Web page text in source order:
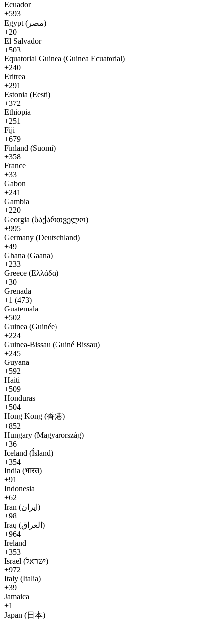
Ecuador
+593
Egypt (مصر)
+20
El Salvador
+503
Equatorial Guinea (Guinea Ecuatorial)
+240
Eritrea
+291
Estonia (Eesti)
+372
Ethiopia
+251
Fiji
+679
Finland (Suomi)
+358
France
+33
Gabon
+241
Gambia
+220
Georgia (საქართველო)
+995
Germany (Deutschland)
+49
Ghana (Gaana)
+233
Greece (Ελλάδα)
+30
Grenada
+1 (473)
Guatemala
+502
Guinea (Guinée)
+224
Guinea-Bissau (Guiné Bissau)
+245
Guyana
+592
Haiti
+509
Honduras
+504
Hong Kong (香港)
+852
Hungary (Magyarország)
+36
Iceland (Ísland)
+354
India (भारत)
+91
Indonesia
+62
Iran (ایران)
+98
Iraq (العراق)
+964
Ireland
+353
Israel (ישראל)
+972
Italy (Italia)
+39
Jamaica
+1
Japan (日本)